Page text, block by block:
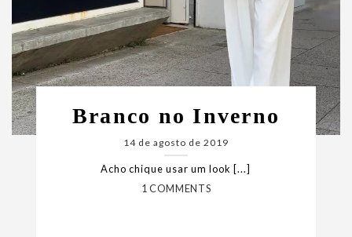
Branco no Inverno
14 de agosto de 2019
Acho chique usar um look [...]
1 COMMENTS